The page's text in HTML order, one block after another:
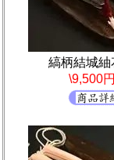
縞柄結城紬
\9,500